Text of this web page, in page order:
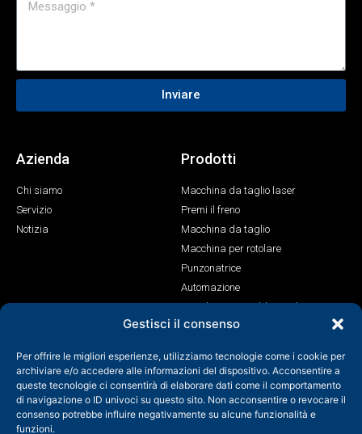
Gestisci il consenso
Per offrire le migliori esperienze, utilizziamo tecnologie come i cookie per
archiviare e/o accedere alle informazioni del dispositivo. Acconsentire a
queste tecnologie ci consentirà di elaborare dati come il comportamento
di navigazione o ID univoci su questo sito. Non acconsentire o revocare il
consenso potrebbe influire negativamente su alcune funzionalità e
funzioni.
Inviare
Azienda
Chi siamo
Servizio
Notizia
Prodotti
Macchina da taglio laser
Premi il freno
Macchina da taglio
Macchina per rotolare
Punzonatrice
Automazione
Macchina per saldatura laser
+86-158-9507-5134
info@shenchong.com
Tianshun Road, Parco industriale Yangshan, Wuxi, Jiangsu,
Cina 214156